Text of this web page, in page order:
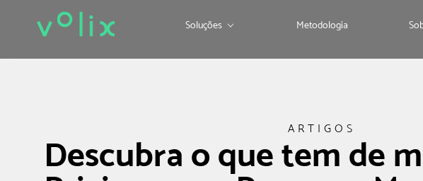
Soluções Metodologia
ARTIGOS
Descubra o que tem de